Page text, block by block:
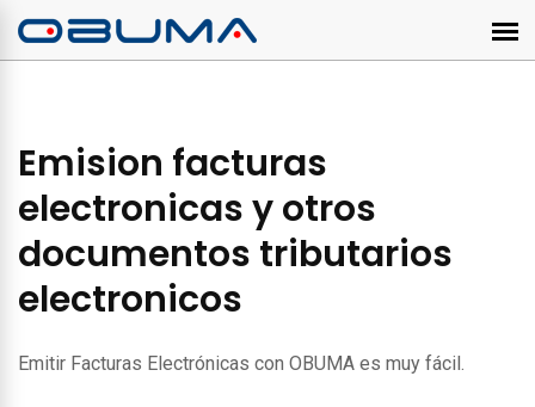
Emision facturas
electronicas y otros
documentos tributarios
electronicos
Emitir Facturas Electrónicas con OBUMA es muy fácil.